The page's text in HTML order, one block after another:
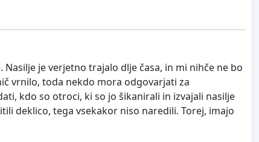
je verjetno trajalo dlje časa, in mi nihče ne bo
vrnilo, toda nekdo mora odgovarjati za
kdo so otroci, ki so jo šikanirali in izvajali nasilje
deklico, tega vsekakor niso naredili. Torej, imajo